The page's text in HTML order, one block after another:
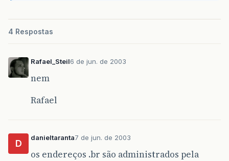
4 Respostas
Rafael_Steil6 de jun. de 2003
nem
Rafael
D
danieltaranta7 de jun. de 2003
os endereços .br são administrados pela